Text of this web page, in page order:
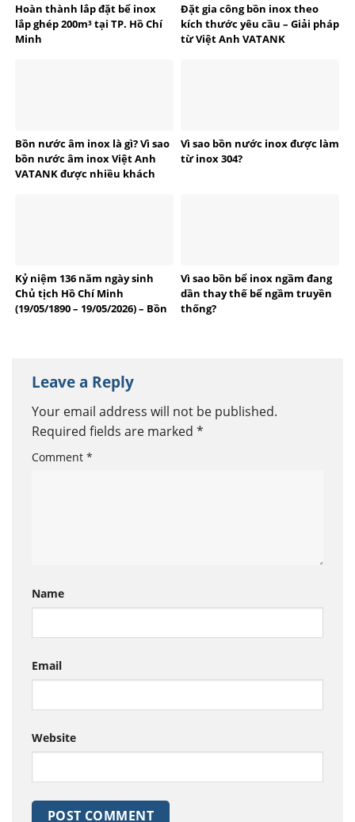
Hoàn thành lắp đặt bể inox
lắp ghép 200m³ tại TP. Hồ Chí
Minh
Đặt gia công bồn inox theo
kích thước yêu cầu – Giải pháp
từ Việt Anh VATANK
Bồn nước âm inox là gì? Vì sao
bồn nước âm inox Việt Anh
VATANK được nhiều khách
Vì sao bồn nước inox được làm
từ inox 304?
Kỷ niệm 136 năm ngày sinh
Chủ tịch Hồ Chí Minh
(19/05/1890 – 19/05/2026) – Bồn
Vì sao bồn bể inox ngầm đang
dần thay thế bể ngầm truyền
thống?
Leave a Reply
Your email address will not be published.
Required fields are marked *
Comment *
Name
Email
Website